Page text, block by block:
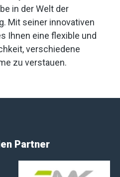
in der Welt der
Mit seiner innovativen
Ihnen eine flexible und
verschiedene
zu verstauen.
Partner